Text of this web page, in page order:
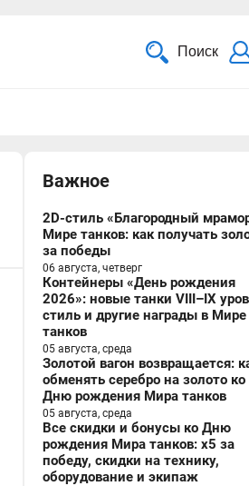
Поиск
Важное
2D-стиль «Благородный
Мире танков: как получать
за победы
06 августа, четверг
Контейнеры «День рождения
2026»: новые танки VIII–IX
стиль и другие награды в Мире
танков
05 августа, среда
Золотой вагон возвращается:
обменять серебро на золото ко
Дню рождения Мира танков
05 августа, среда
Все скидки и бонусы ко Дню
рождения Мира танков: x5 за
победу, скидки на технику,
оборудование и экипаж